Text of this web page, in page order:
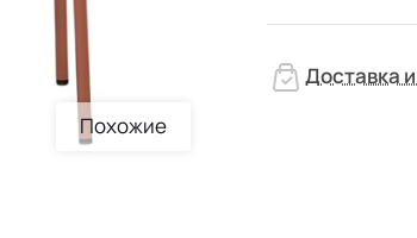
Похожие
Доставка